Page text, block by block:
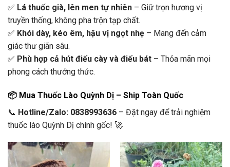
✅ Lá thuốc già, lên men tự nhiên – Giữ trọn hương vị
truyền thống, không pha trộn tạp chất.
✅ Khói dày, kéo êm, hậu vị ngọt nhẹ – Mang đến cảm
giác thư giãn sâu.
✅ Phù hợp cả hút điếu cày và điếu bát – Thỏa mãn mọi
phong cách thưởng thức.
📦 Mua Thuốc Lào Quỳnh Dị – Ship Toàn Quốc
📞 Hotline/Zalo: 0838993636 – Đặt ngay để trải nghiệm
thuốc lào Quỳnh Dị chính gốc! 🚀